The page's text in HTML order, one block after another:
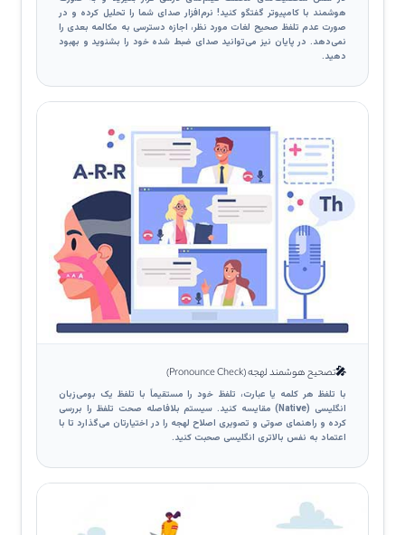
هوشمند با کامپیوتر گفتگو کنید! نرم‌افزار صدای شما را تحلیل کرده و در
صورت عدم تلفظ صحیح لغات مورد نظر، اجازه دسترسی به مکالمه بعدی را
نمی‌دهد. در پایان نیز می‌توانید صدای ضبط شده خود را بشنوید و بهبود
دهید.
🎤تصحیح هوشمند لهجه (Pronounce Check)
با تلفظ هر کلمه یا عبارت، تلفظ خود را مستقیماً با تلفظ یک بومی‌زبان
انگلیسی (Native) مقایسه کنید. سیستم بلافاصله صحت تلفظ را بررسی
کرده و راهنمای صوتی و تصویری اصلاح لهجه را در اختیارتان می‌گذارد تا با
اعتماد به نفس بالاتری انگلیسی صحبت کنید.